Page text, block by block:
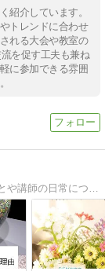
紹介しています。
トレンドに合わせ
れる大会や教室の
を促す工夫も兼ね
に参加できる雰囲